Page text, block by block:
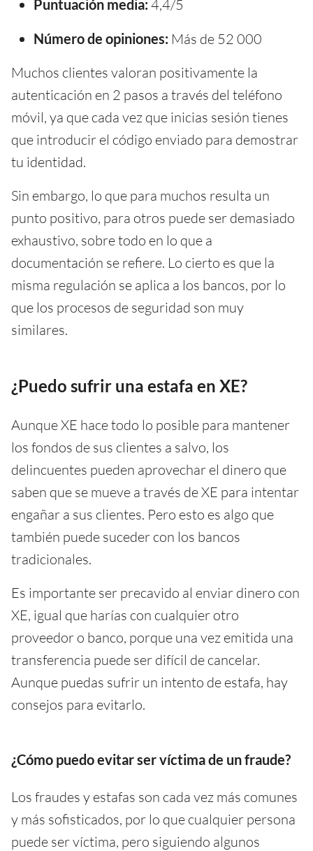
Puntuación media: 4,4/5
Número de opiniones: Más de 52 000
Muchos clientes valoran positivamente la
autenticación en 2 pasos a través del teléfono
móvil, ya que cada vez que inicias sesión tienes
que introducir el código enviado para demostrar
tu identidad.
Sin embargo, lo que para muchos resulta un
punto positivo, para otros puede ser demasiado
exhaustivo, sobre todo en lo que a
documentación se refiere. Lo cierto es que la
misma regulación se aplica a los bancos, por lo
que los procesos de seguridad son muy
similares.
¿Puedo sufrir una estafa en XE?
Aunque XE hace todo lo posible para mantener
los fondos de sus clientes a salvo, los
delincuentes pueden aprovechar el dinero que
saben que se mueve a través de XE para intentar
engañar a sus clientes. Pero esto es algo que
también puede suceder con los bancos
tradicionales.
Es importante ser precavido al enviar dinero con
XE, igual que harías con cualquier otro
proveedor o banco, porque una vez emitida una
transferencia puede ser difícil de cancelar.
Aunque puedas sufrir un intento de estafa, hay
consejos para evitarlo.
¿Cómo puedo evitar ser víctima de un fraude?
Los fraudes y estafas son cada vez más comunes
y más sofisticados, por lo que cualquier persona
puede ser víctima, pero siguiendo algunos